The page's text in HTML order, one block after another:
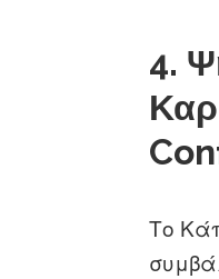
4.
Το